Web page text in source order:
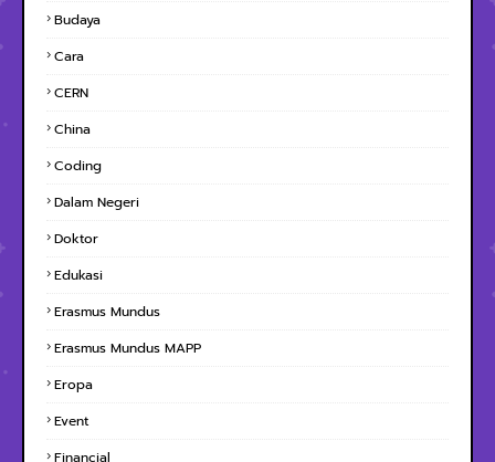
Budaya
Cara
CERN
China
Coding
Dalam Negeri
Doktor
Edukasi
Erasmus Mundus
Erasmus Mundus MAPP
Eropa
Event
Financial